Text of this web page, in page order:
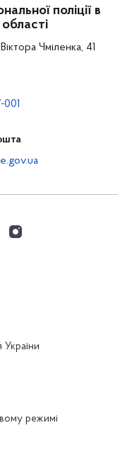
поліції в
Чміленка, 41
України
режимі